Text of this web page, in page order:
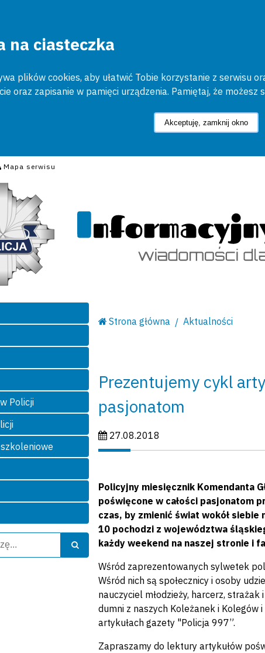
na ciasteczka
plików cookies, aby ułatwić Tobie korzystanie z serwisu
oraz zapisanie w pamięci urządzenia. Pamiętaj, że
Akceptuję, zamknij okno
Mapa serwisuSerwis Policyjny
Policji
Szukaj
Strona główna Aktualności
Prezentujemy cykl
pasjonatom
Data publikacji:
27.08.2018
Policyjny miesięcznik Komendanta
poświęcone w całości pasjonatom
czas, by zmienić świat wokół
10 pochodzi z województwa
każdy weekend na naszej stronie i
Wśród zaprezentowanych sylwetek
Wśród nich są społecznicy i osoby
nauczyciel młodzieży, harcerz,
dumni z naszych Koleżanek i Kolegów
artykułach gazety "Policja 997”.
Zapraszamy do lektury artykułów